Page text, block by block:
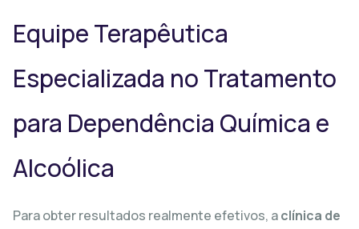
Equipe Terapêutica
Especializada no Tratamento
para Dependência Química e
Alcoólica
Para obter resultados realmente efetivos, aclínica de